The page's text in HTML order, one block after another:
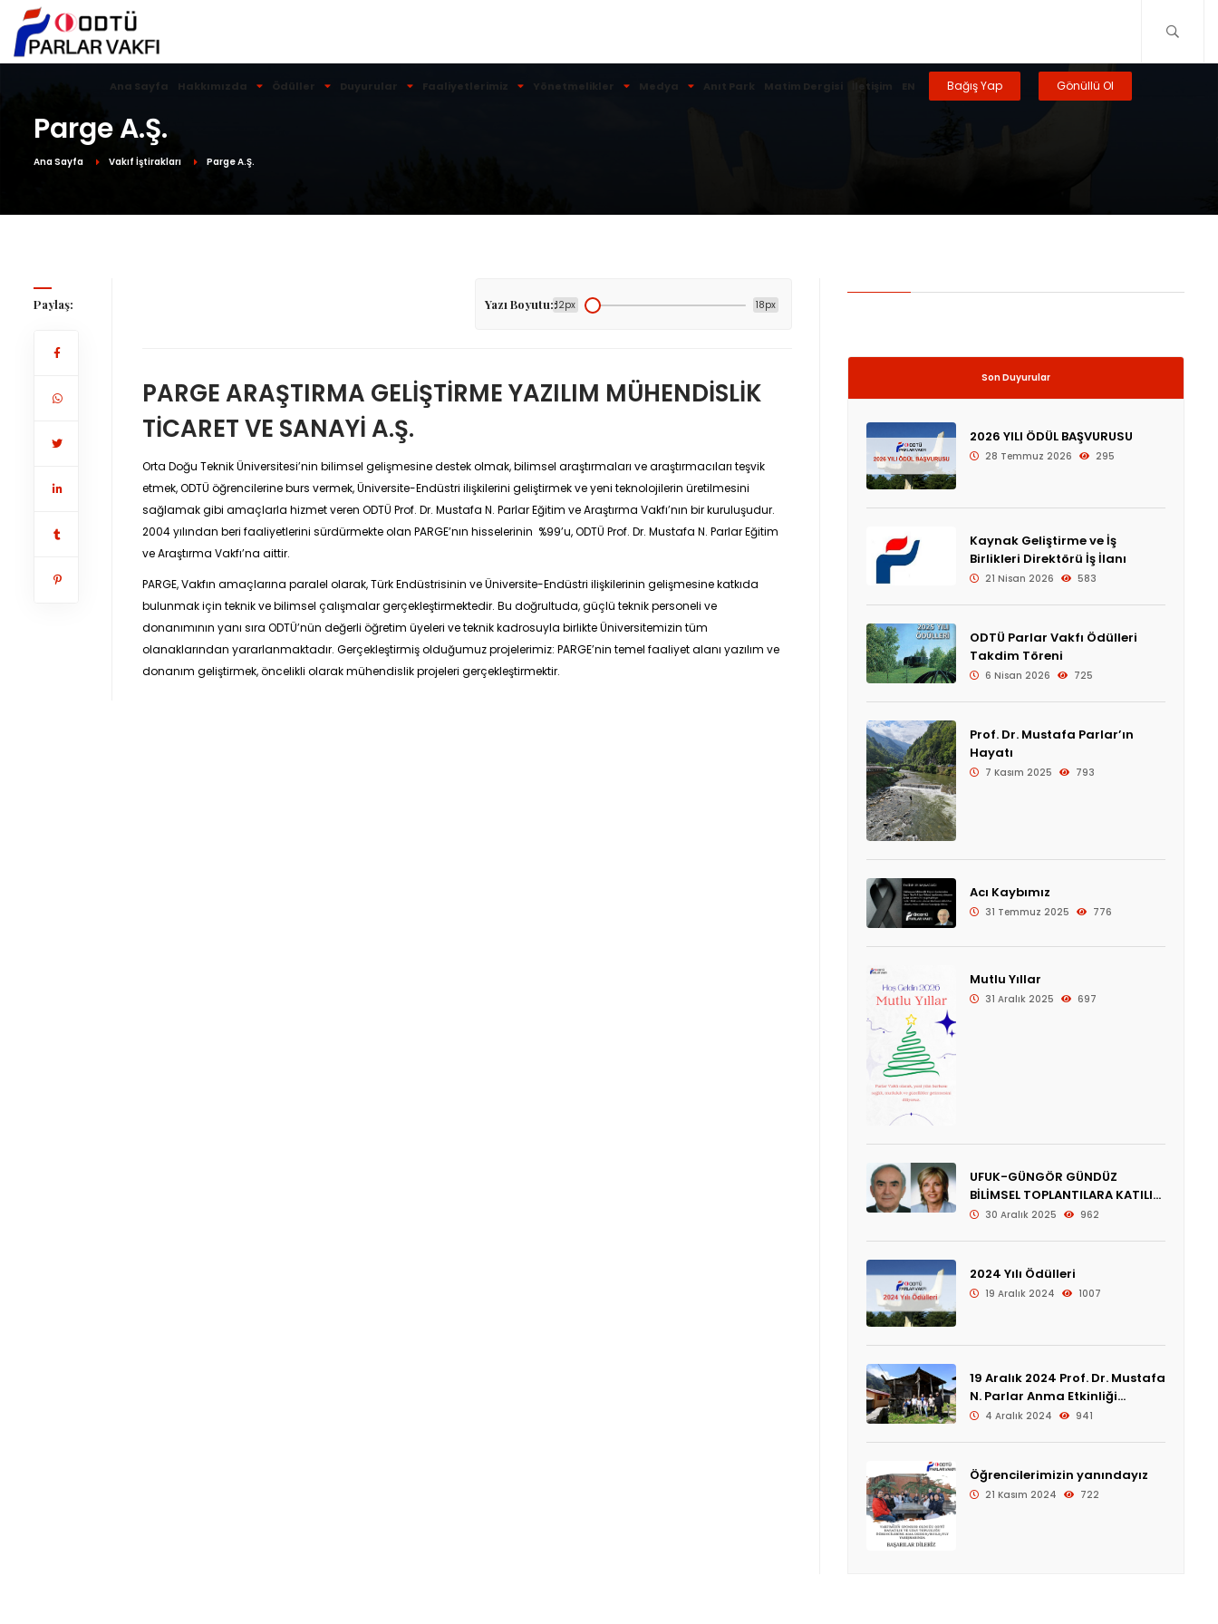
Ana Sayfa Hakkımızda Ödüller Duyurular Faaliyetlerimiz Yönetmelikler Medya Anıt Park Matim Dergisi İletişim EN Bağış Yap Gönüllü Ol
Parge A.Ş.
Ana Sayfa Vakıf İştirakları Parge A.Ş.
Paylaş: Yazı Boyutu::12px 18px
PARGE ARAŞTIRMA GELİŞTİRME YAZILIM MÜHENDİSLİK
TİCARET VE SANAYİ A.Ş.
Orta Doğu Teknik Üniversitesi’nin bilimsel gelişmesine destek olmak, bilimsel araştırmaları ve araştırmacıları teşvik
etmek, ODTÜ öğrencilerine burs vermek, Üniversite-Endüstri ilişkilerini geliştirmek ve yeni teknolojilerin üretilmesini
sağlamak gibi amaçlarla hizmet veren ODTÜ Prof. Dr. Mustafa N. Parlar Eğitim ve Araştırma Vakfı’nın bir kuruluşudur.
2004 yılından beri faaliyetlerini sürdürmekte olan PARGE’nın hisselerinin %99’u, ODTÜ Prof. Dr. Mustafa N. Parlar Eğitim
ve Araştırma Vakfı’na aittir.
PARGE, Vakfın amaçlarına paralel olarak, Türk Endüstrisinin ve Üniversite-Endüstri ilişkilerinin gelişmesine katkıda
bulunmak için teknik ve bilimsel çalışmalar gerçekleştirmektedir. Bu doğrultuda, güçlü teknik personeli ve
donanımının yanı sıra ODTÜ’nün değerli öğretim üyeleri ve teknik kadrosuyla birlikte Üniversitemizin tüm
olanaklarından yararlanmaktadır. Gerçekleştirmiş olduğumuz projelerimiz: PARGE’nin temel faaliyet alanı yazılım ve
donanım geliştirmek, öncelikli olarak mühendislik projeleri gerçekleştirmektir.
Son Duyurular
2026 YILI ÖDÜL BAŞVURUSU
28 Temmuz 2026 295
Kaynak Geliştirme ve İş
Birlikleri Direktörü İş İlanı
21 Nisan 2026 583
ODTÜ Parlar Vakfı Ödülleri
Takdim Töreni
6 Nisan 2026 725
Prof. Dr. Mustafa Parlar’ın
Hayatı
7 Kasım 2025 793
Acı Kaybımız
31 Temmuz 2025 776
Mutlu Yıllar
31 Aralık 2025 697
UFUK-GÜNGÖR GÜNDÜZ
BİLİMSEL TOPLANTILARA KATILIM
ÖDÜLÜ
30 Aralık 2025 962
2024 Yılı Ödülleri
19 Aralık 2024 1007
19 Aralık 2024 Prof. Dr. Mustafa
N. Parlar Anma Etkinliği
Programı
4 Aralık 2024 941
Öğrencilerimizin yanındayız
21 Kasım 2024 722